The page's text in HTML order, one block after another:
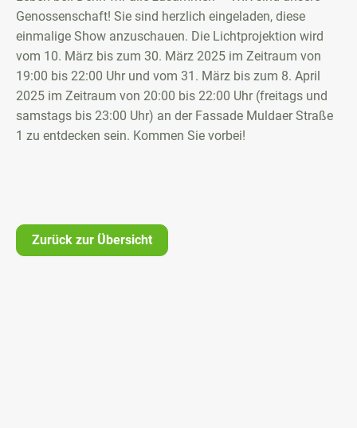
Genossenschaft! Sie sind herzlich eingeladen, diese
einmalige Show anzuschauen. Die Lichtprojektion wird
vom 10. März bis zum 30. März 2025 im Zeitraum von
19:00 bis 22:00 Uhr und vom 31. März bis zum 8. April
2025 im Zeitraum von 20:00 bis 22:00 Uhr (freitags und
samstags bis 23:00 Uhr) an der Fassade Muldaer Straße
1 zu entdecken sein. Kommen Sie vorbei!
Zurück zur Übersicht